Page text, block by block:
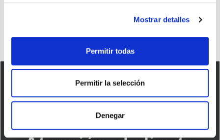
Mostrar detalles
Permitir todas
Permitir la selección
Denegar